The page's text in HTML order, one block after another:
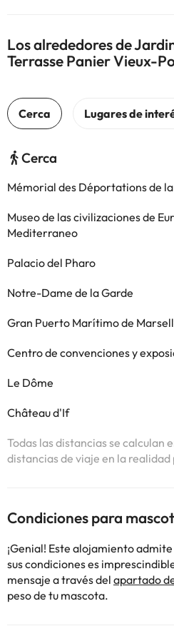
Los alrededores de
Terrasse Panier Vieux-
Cerca
Mémorial des Déportations de
Museo de las civilizaciones de
Mediterraneo
Palacio del Pharo
Notre-Dame de la Garde
Gran Puerto Marítimo de
Centro de convenciones y
Le Dôme
Château d'If
Todas las distancias se calculan
distancias de viaje en la
Condiciones para
¡Genial! Este alojamiento
sus condiciones es
mensaje a través del apartado
peso de tu mascota.